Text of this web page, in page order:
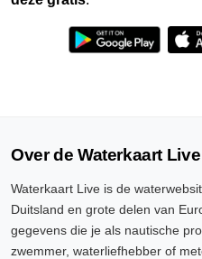
Over de Waterkaart
Waterkaart Live is de
Duitsland en grote delen van
gegevens die je als nautische
zwemmer, waterliefhebber of